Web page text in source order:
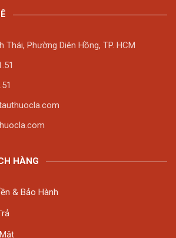
Phường Diên Hồng, TP. HCM
HÀNG
& Bảo Hành